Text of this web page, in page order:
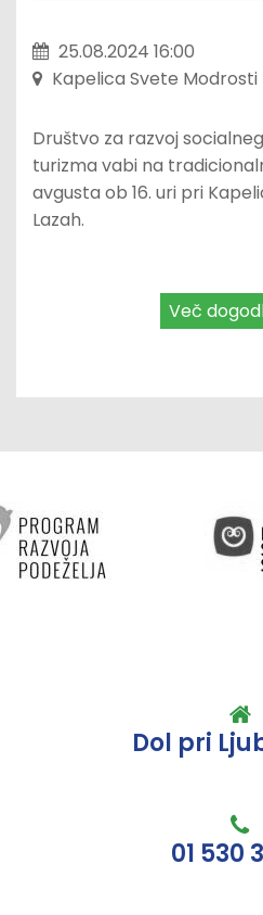
25.08.2024 16:00
Kapelica Svete Modrosti
Društvo za razvoj
turizma vabi na
avgusta ob 16. uri pri
Lazah.
Več
Dol pri
01 530